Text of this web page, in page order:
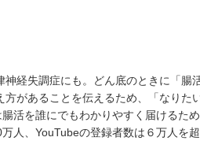
経失調症にも。どん底のときに「腸
があることを伝えるため、「なりた
活を誰にでもわかりやすく届けるた
人、YouTubeの登録者数は６万人を